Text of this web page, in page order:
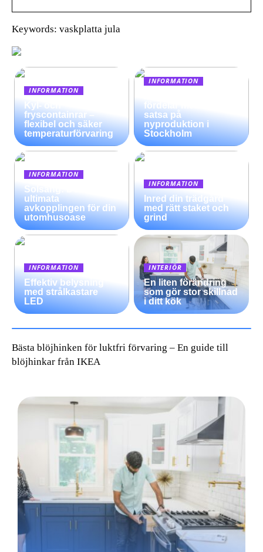
Keywords: vaskplatta jula
INFORMATION
Kyl- och
fryscontainrar –
flexibel och säker
temperaturförvaring
INFORMATION
fördelar med att
satsa på
nyproduktion i
Stockholm
INFORMATION
Solsäng: Den
ultimata
avkopplingen för din
utomhusoase
INFORMATION
Inred din trädgård
med rätt staket och
grind
INFORMATION
Effektiv belysning
med strålkastare
LED
INTERIÖR
En liten förändring
som gör stor skillnad
i ditt kök
Bästa blöjhinken för luktfri förvaring – En guide till
blöjhinkar från IKEA